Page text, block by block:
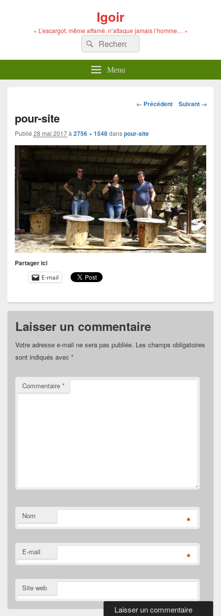
Igoir
« L’escargot, même affamé, n’attaque jamais l’homme… »
Recherche :
Rechercher
Menu
Navigation
images
← Précédent Suivant →
pour-site
Publié 28 mai 2017à 2756 × 1548danspour-site
Partager ici
E-mail
Laisser un commentaire
Votre adresse e-mail ne sera pas publiée. Les champs obligatoires
sont indiqués avec *
Commentaire *
Nom *
E-mail *
Site web